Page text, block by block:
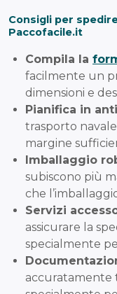
Consigli per
Paccofacile.it
Compila la
facilmente un
dimensioni e
Pianifica in
trasporto
margine
Imballaggio
subiscono più
che
Servizi
assicurare la
specialmente
accuratamente